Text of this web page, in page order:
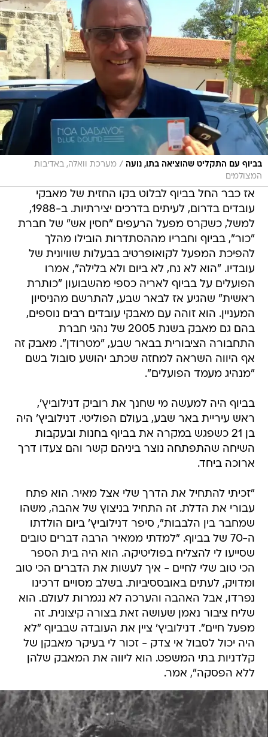
בביוף עם התקליט שהוציאה בתו, נועה / מערכת וואלה, באדיבות
המצולמים
אז כבר החל בביוף לבלוט בקו החזית של מאבקי
עובדים בדרום, לעיתים בדרכים יצירתיות. ב-1988,
למשל, כשקרס מפעל הרעפים "חסין אש" של חברת
"כור", בביוף וחבריו מההסתדרות הובילו מהלך
להפיכת המפעל לקואופרטיב בבעלות שוויונית של
עובדיו. "הוא לא נח, לא ביום ולא בלילה", אמרו
הפועלים על בביוף לאריה כספי מהשבועון "כותרת
ראשית" שהגיע אז לבאר שבע, להתרשם מהניסיון
המעניין. הוא זוהה עם מאבקי עובדים רבים נוספים,
בהם גם מאבק בשנת 2005 של נהגי חברת
התחבורה הציבורית בבאר שבע, "מטרודן". מאבק זה
אף היווה השראה למחזה שכתב יהושע סובול בשם
"מנהיג מעמד הפועלים".
בביוף היה למעשה מי שחנך את רוביק דנילוביץ',
ראש עיריית באר שבע, בעולם הפוליטי. דנילוביץ' היה
בן 21 כשפגש במקרה את בביוף בחנות ובעקבות
השיחה שהתפתחה נוצר ביניהם קשר והם צעדו דרך
ארוכה ביחד.
"זכיתי להתחיל את הדרך שלי אצל מאיר. הוא פתח
עבורי את הדלת. זה התחיל בניצוץ של אהבה, משהו
שמחבר בין הלבבות", סיפר דנילוביץ' ביום הולדתו
ה-70 של בביוף. "למדתי ממאיר הרבה דברים טובים
שסייעו לי להצליח בפוליטיקה. הוא היה בית הספר
הכי טוב שלי לחיים - איך לעשות את הדברים הכי טוב
ומדויק, לעתים באובססיביות. בשלב מסויים דרכינו
נפרדו, אבל האהבה והערכה לא נגמרות לעולם. הוא
שליח ציבור נאמן שעושה זאת בצורה קיצונית. זה
מפעל חיים". דנילוביץ' ציין את העובדה שבביוף "לא
היה יכול לסבול אי צדק - זכור לי בעיקר מאבקן של
קלדניות בתי המשפט. הוא ליווה את המאבק שלהן
ללא הפסקה", אמר.